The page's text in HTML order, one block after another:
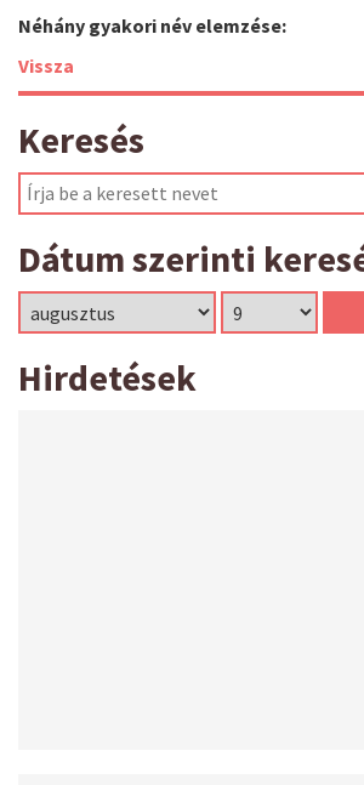
Néhány gyakori név elemzése:
Vissza
Keresés
Dátum szerinti
Hirdetések